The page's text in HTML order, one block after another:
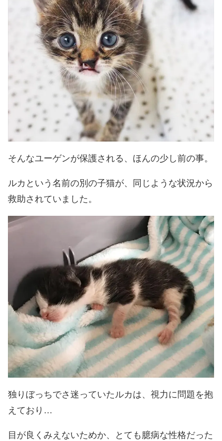
そんなユーゲンが保護される、ほんの少し前の事。
ルカという名前の別の子猫が、同じような状況から
救助されていました。
独りぼっちでさ迷っていたルカは、視力に問題を抱
えており…
目が良くみえないためか、とても臆病な性格だった